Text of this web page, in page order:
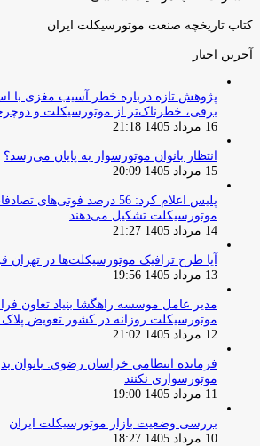
کتاب تاریخچه صنعت موتورسیکلت ایران
آخرین اخبار
پژوهش تازه درباره خطر آسیب مغزی با
برقی، خطرناک‌تر از موتورسیکلت و
16 مرداد 1405 21:18
انتظار بانوان موتورسوار به پایان می‌رسد؟
15 مرداد 1405 20:09
پلیس اعلام کرد: 56 درصد
موتورسیکلت تشکیل می‌دهند
14 مرداد 1405 21:27
آیا طرح ترافیک موتورسیکلت‌ها در
13 مرداد 1405 19:56
مدیر عامل موسسه راهگشا بنیاد تعاون
موتورسیکلت روزانه در کشور تعویض
12 مرداد 1405 21:02
فرمانده انتظامی خراسان رضوی: بانوان
موتورسواری نکنند
11 مرداد 1405 19:00
بررسی وضعیت بازار موتورسیکلت ایران
10 مرداد 1405 18:27